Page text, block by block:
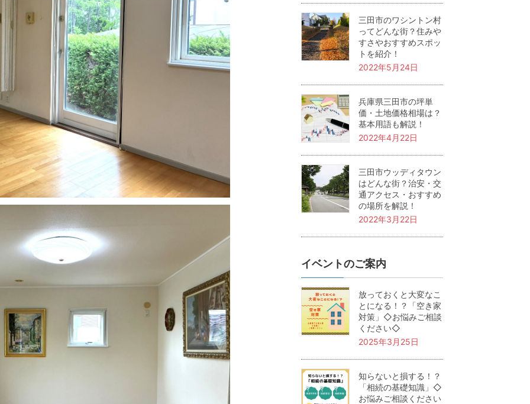
三田市のワシントン村
ってどんな街？住みや
すさやおすすめスポッ
トを紹介！
2022年5月24日
兵庫県三田市の坪単
価・土地価格相場は？
基本用語も解説！
2022年4月22日
三田市ウッディタウン
はどんな街？治安・交
通アクセス・おすすめ
の場所を解説！
2022年3月22日
イベントのご案内
放っておくと大変なこ
とになる！？「空き家
対策」◇お悩みご相談
ください◇
2025年3月25日
知らないと損する！？
「相続の基礎知識」◇
お悩みご相談ください